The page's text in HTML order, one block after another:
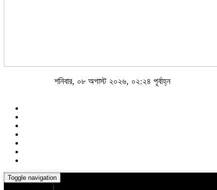
শনিবার, ০৮ অগাস্ট ২০২৬, ০২:২৪ পূর্বাহ্ন
Toggle navigation